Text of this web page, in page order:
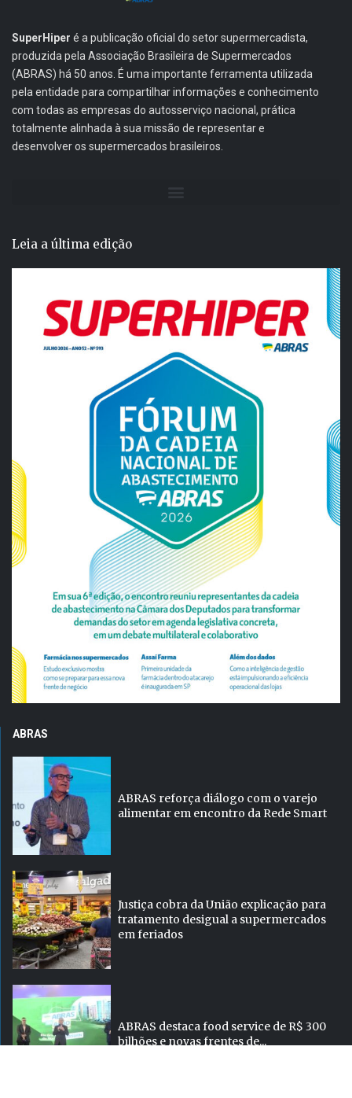
SuperHiper é a publicação oficial do setor supermercadista,
produzida pela Associação Brasileira de Supermercados
(ABRAS) há 50 anos. É uma importante ferramenta utilizada
pela entidade para compartilhar informações e conhecimento
com todas as empresas do autosserviço nacional, prática
totalmente alinhada à sua missão de representar e
desenvolver os supermercados brasileiros.
Leia a última edição
ABRAS
ABRAS reforça diálogo com o varejo
alimentar em encontro da Rede Smart
Justiça cobra da União explicação para
tratamento desigual a supermercados
em feriados
ABRAS destaca food service de R$ 300
bilhões e novas frentes de...